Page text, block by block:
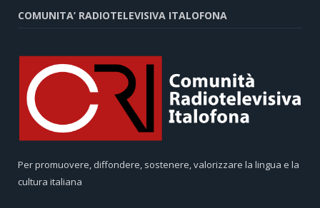
COMUNITA’ RADIOTELEVISIVA ITALOFONA
Per promuovere, diffondere, sostenere, valorizzare la lingua e la
cultura italiana